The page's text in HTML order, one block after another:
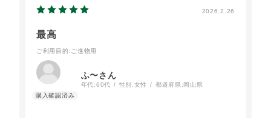
2026.2.26
最高
ご利用目的 :ご進物用
ふ〜さん
年代:60代 性別:女性 都道府県: 岡山県